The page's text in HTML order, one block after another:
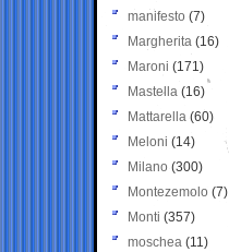
manifesto (7)
Margherita (16)
Maroni (171)
Mastella (16)
Mattarella (60)
Meloni (14)
Milano (300)
Montezemolo (7)
Monti (357)
moschea (11)